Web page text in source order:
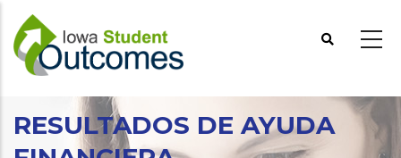
Pasar
contenido
principal
RESULTADOS DE AYUDA